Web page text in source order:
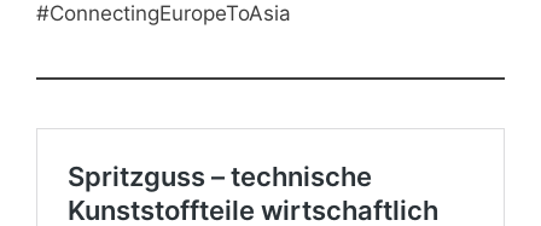
#ConnectingEuropeToAsia